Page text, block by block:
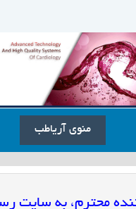
منوی آریاطب
محترم، به سایت